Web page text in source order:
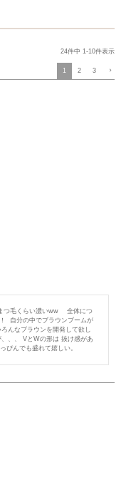
24件中 1-10件表示
1 2 3
つ毛くらい濃いww    全体につ
自分の中でブラウンブームが
んなブラウンを開発して欲し
、、 VとWの形は 抜け感があ
ぴんでも盛れて嬉しい。